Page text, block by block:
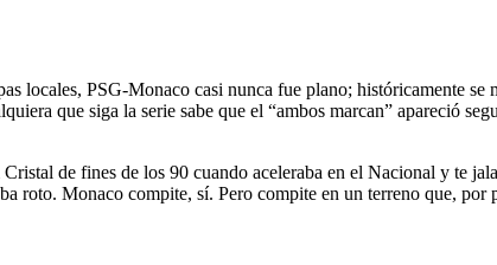
locales, PSG-Monaco casi nunca fue plano; históricamente
que siga la serie sabe que el “ambos marcan” apareció
Cristal de fines de los 90 cuando aceleraba en el Nacional y te
roto. Monaco compite, sí. Pero compite en un terreno que,